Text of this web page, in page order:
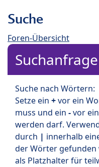
Suche
Foren-Übersicht
Suchanfrage
Suche nach Wörtern:
Setze ein +vor ein
muss und ein -vor
werden darf.
durch | innerhalb
der Wörter gefunden
als Platzhalter für